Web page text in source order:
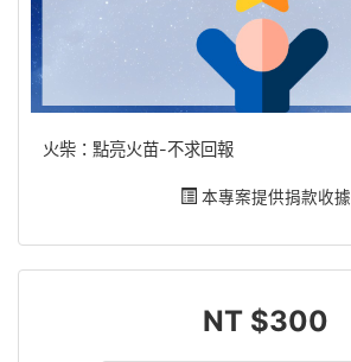
火柴：點亮火苗-不求回報
本專案提供捐款收據
NT $300